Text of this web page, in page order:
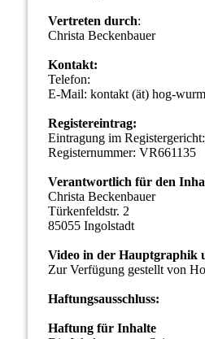
Vertreten durch:
Christa Beckenbauer
Kontakt:
Telefon:
E-Mail: kontakt (ät) hog-
Registereintrag:
Eintragung im
Registernummer: VR661135
Verantwortlich für den
Christa Beckenbauer
Türkenfeldstr. 2
85055 Ingolstadt
Video in der Hauptgraphik
Zur Verfügung gestellt von
Haftungsausschluss:
Haftung für Inhalte